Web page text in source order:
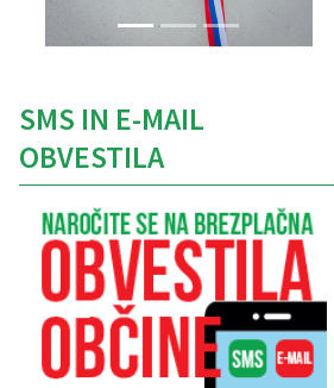
SMS IN E-MAIL
OBVESTILA